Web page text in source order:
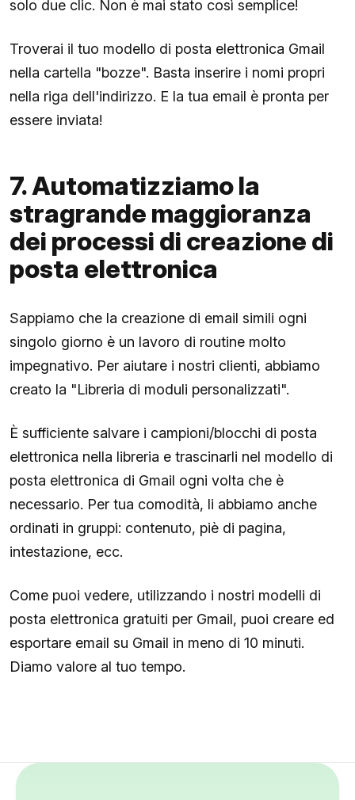
solo due clic. Non è mai stato così semplice!
Troverai il tuo modello di posta elettronica Gmail
nella cartella "bozze". Basta inserire i nomi propri
nella riga dell'indirizzo. E la tua email è pronta per
essere inviata!
7. Automatizziamo la
stragrande maggioranza
dei processi di creazione di
posta elettronica
Sappiamo che la creazione di email simili ogni
singolo giorno è un lavoro di routine molto
impegnativo. Per aiutare i nostri clienti, abbiamo
creato la "Libreria di moduli personalizzati".
È sufficiente salvare i campioni/blocchi di posta
elettronica nella libreria e trascinarli nel modello di
posta elettronica di Gmail ogni volta che è
necessario. Per tua comodità, li abbiamo anche
ordinati in gruppi: contenuto, piè di pagina,
intestazione, ecc.
Come puoi vedere, utilizzando i nostri modelli di
posta elettronica gratuiti per Gmail, puoi creare ed
esportare email su Gmail in meno di 10 minuti.
Diamo valore al tuo tempo.